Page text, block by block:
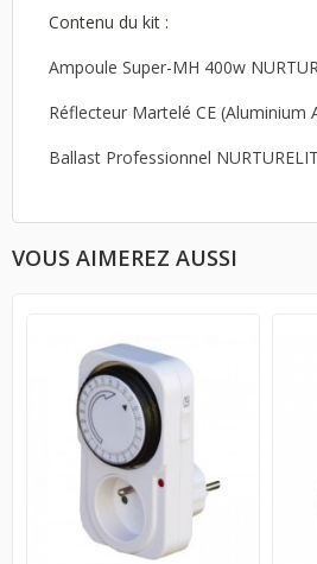
Contenu du kit :
Ampoule Super-MH 400w
Réflecteur Martelé CE (Aluminium
Ballast Professionnel
VOUS AIMEREZ AUSSI